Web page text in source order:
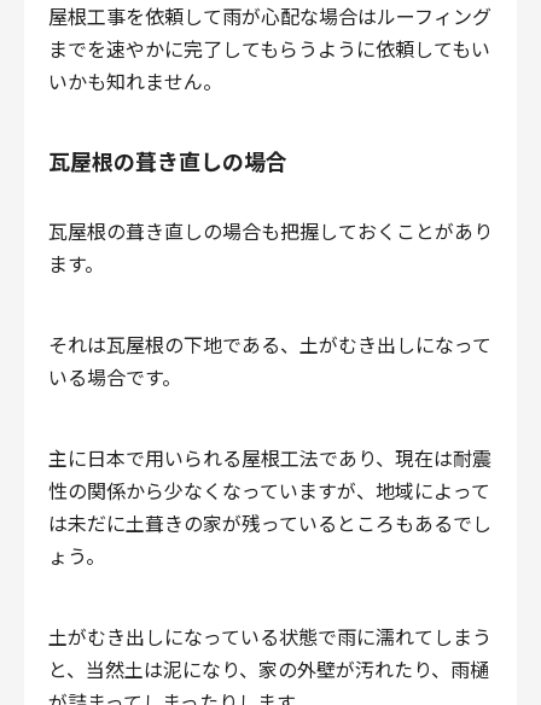
屋根工事を依頼して雨が心配な場合はルーフィング
までを速やかに完了してもらうように依頼してもい
いかも知れません。
瓦屋根の葺き直しの場合
瓦屋根の葺き直しの場合も把握しておくことがあり
ます。
それは瓦屋根の下地である、土がむき出しになって
いる場合です。
主に日本で用いられる屋根工法であり、現在は耐震
性の関係から少なくなっていますが、地域によって
は未だに土葺きの家が残っているところもあるでし
ょう。
土がむき出しになっている状態で雨に濡れてしまう
と、当然土は泥になり、家の外壁が汚れたり、雨樋